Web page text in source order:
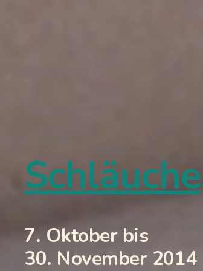
7. Oktober bis
30. November 2014